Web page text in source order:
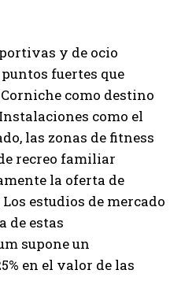
y de ocio
fuertes que
como destino
como el
las zonas de fitness
recreo familiar
la oferta de
estudios de mercado
de estas
supone un
en el valor de las